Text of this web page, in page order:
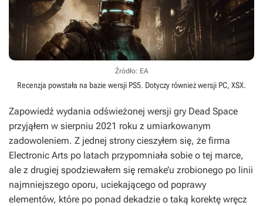
Źródło: EA
Recenzja powstała na bazie wersji PS5. Dotyczy również wersji PC, XSX.
Zapowiedź wydania odświeżonej wersji gry Dead Space
przyjąłem w sierpniu 2021 roku z umiarkowanym
zadowoleniem. Z jednej strony cieszyłem się, że firma
Electronic Arts po latach przypomniała sobie o tej marce,
ale z drugiej spodziewałem się remake’u zrobionego po linii
najmniejszego oporu, uciekającego od poprawy
elementów, które po ponad dekadzie o taką korektę wręcz